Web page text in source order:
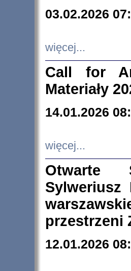
03.02.2026
więcej...
Call for
Materiały
14.01.2026
więcej...
Otwarte
Sylweriusz
przestrzeni
12.01.2026